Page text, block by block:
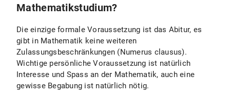
Mathematikstudium?
Die einzige formale Voraussetzung ist das Abitur, es
gibt in Mathematik keine weiteren
Zulassungsbeschränkungen (Numerus clausus).
Wichtige persönliche Voraussetzung ist natürlich
Interesse und Spass an der Mathematik, auch eine
gewisse Begabung ist natürlich nötig.